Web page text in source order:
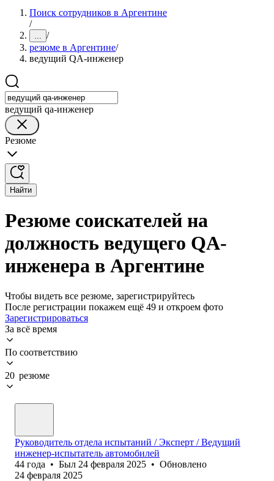
Поиск сотрудников в Аргентине
/
... /
резюме в Аргентине/
ведущий QA-инженер
ведущий qa-инженер
Резюме
Найти
Резюме соискателей на
должность ведущего QA-
инженера в Аргентине
Чтобы видеть все резюме, зарегистрируйтесь
После регистрации покажем ещё 49 и откроем фото
Зарегистрироваться
За всё время
По соответствию
20 резюме
Руководитель отдела испытаний / Эксперт / Ведущий
инженер-испытатель автомобилей
44 года • Был 24 февраля 2025 • Обновлено
24 февраля 2025